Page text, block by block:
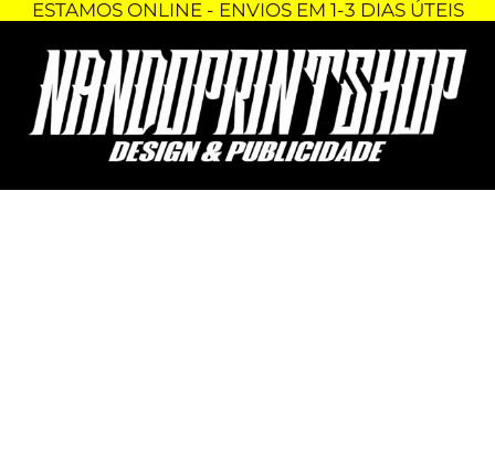
Skip
content
ESTAMOS ONLINE - ENVIOS EM 1-3 DIAS ÚTEIS
Quantidade
de
TSHIRT
-
NISSAN